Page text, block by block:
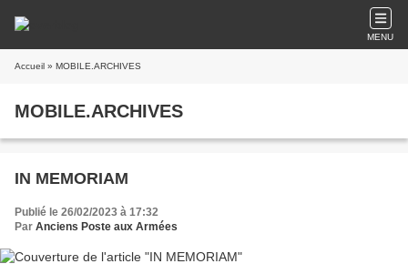
MENU
Accueil » MOBILE.ARCHIVES
MOBILE.ARCHIVES
IN MEMORIAM
Publié le 26/02/2023 à 17:32
Par Anciens Poste aux Armées